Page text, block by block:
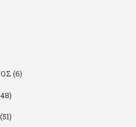
και στη Sportday. Επαίρεται
δει περισσότερο ποδόσφαιρο
μέλος της γενιάς που απόλαυσε τους
σε όλα τα σπορ. Δεν είναι
αλλά θαυμάζει όσους βρίσκουν το
το κάνουν. Αντίθετα από πολλούς
δεν πληρώνει διατροφές. Ελπίζει ότι
Απειλεί ότι θα γράφει όσο
άνθρωποι που τον διαβάζουν, είτε
είτε διαφωνώντας.
(6)